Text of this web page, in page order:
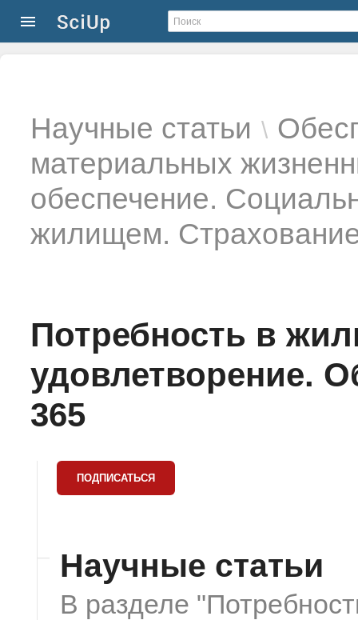
Научные статьи \
материальных
обеспечение.
жилищем.
Потребность в
удовлетворение.
365
Научные статьи
В разделе